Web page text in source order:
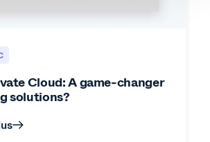
Cloud: A game-changer
solutions?